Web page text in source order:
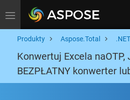
Toggle navigation
Produkty Aspose.Total .NET
Konwertuj Excela naOTP,
BEZPŁATNY konwerter